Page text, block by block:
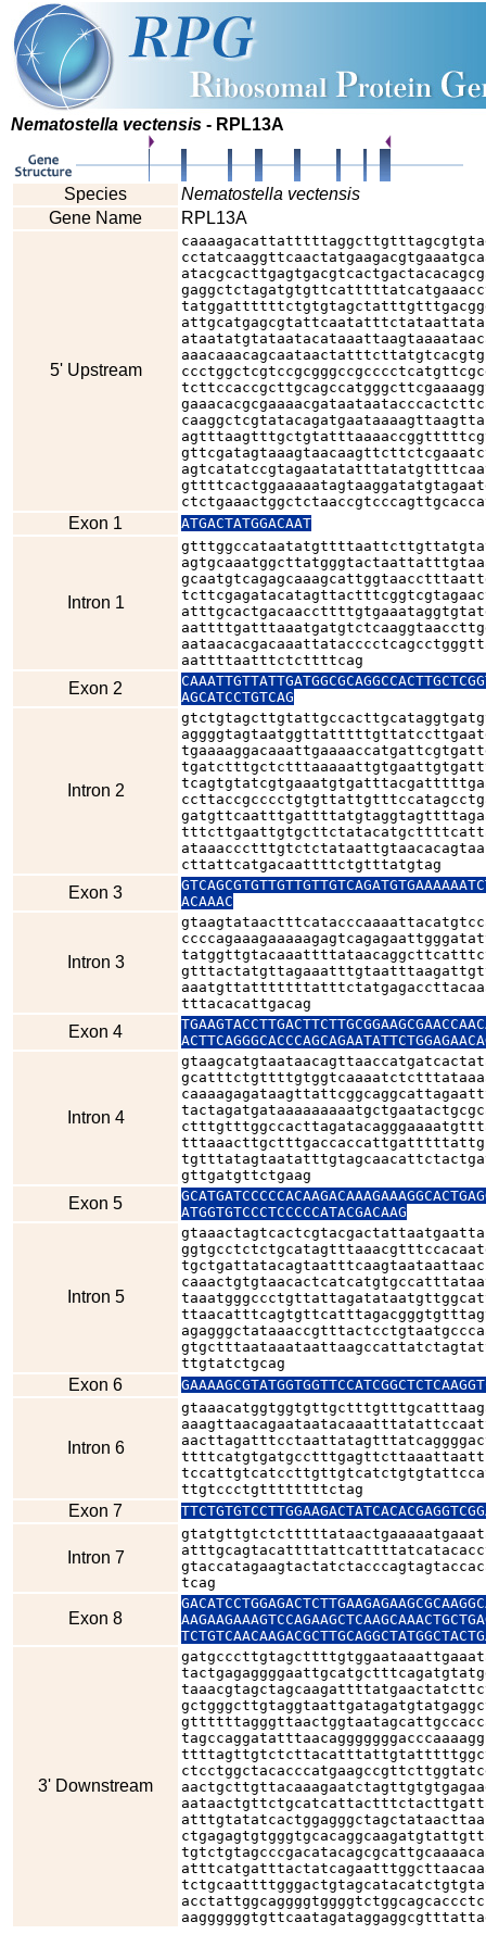
Nematostella vectensis - RPL13A
Species
Nematostella vectensis
Gene Name
RPL13A
5' Upstream
Exon 1 ATGACTATGGACAAT
Intron 1
aattttaatttctcttttcag
Exon 2
AGCATCCTGTCAG
Intron 2
cttattcatgacaattttctgtttatgtag
Exon 3
ACAAAC
Intron 3
tttacacattgacag
Exon 4
Intron 4
gttgatgttctgaag
Exon 5
ATGGTGTCCCTCCCCCATACGACAAG
Intron 5
ttgtatctgcag
Exon 6
Intron 6
ttgtccctgttttttttctag
Exon 7
Intron 7
tcag
Exon 8
3' Downstream